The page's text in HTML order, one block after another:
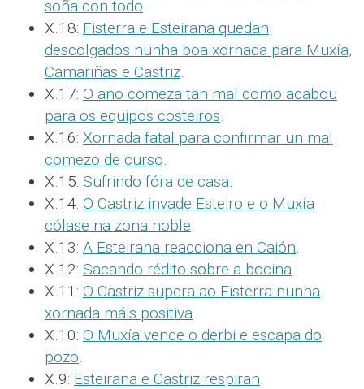
soña con todo.
X.18: Fisterra e Esteirana quedan
descolgados nunha boa xornada para Muxía,
Camariñas e Castriz.
X.17: O ano comeza tan mal como acabou
para os equipos costeiros.
X.16: Xornada fatal para confirmar un mal
comezo de curso.
X.15: Sufrindo fóra de casa.
X.14: O Castriz invade Esteiro e o Muxía
cólase na zona noble.
X.13: A Esteirana reacciona en Caión.
X.12: Sacando rédito sobre a bocina.
X.11: O Castriz supera ao Fisterra nunha
xornada máis positiva.
X.10: O Muxía vence o derbi e escapa do
pozo.
X.9: Esteirana e Castriz respiran.